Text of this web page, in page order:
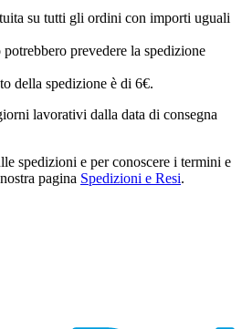
su tutti gli ordini con importi uguali
prevedere la spedizione
della spedizione è di 6€.
lavorativi dalla data di consegna
spedizioni e per conoscere i termini e
pagina Spedizioni e Resi.